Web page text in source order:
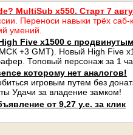
MultiSub x550. Старт 7
Переноси навыки трёх саб-
умений.
Five x1500 с
+3 GMT). Новый High Five
Топовый персонаж за 1
которому нет аналогов!
игровым путем без
Удачи за владение замком!
от 9,27 у.е. за клик